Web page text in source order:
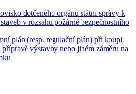
dotčeného orgánu státní správy k
v rozsahu požárně bezpečnostního
plán (resp. regulační plán) při koupi
přípravě výstavby nebo jiném záměru na